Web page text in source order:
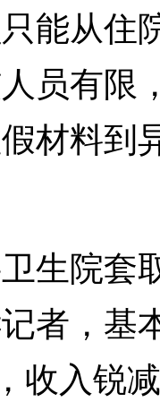
能从住
员有限
材料到
院套
者，基
收入锐